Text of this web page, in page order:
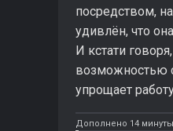
посредством,
удивлён, что
И кстати
возможностью
упрощает
Дополнено 14